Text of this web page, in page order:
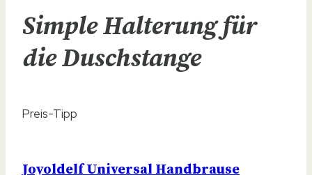
Simple Halterung für
die Duschstange
Preis-Tipp
Joyoldelf Universal Handbrause